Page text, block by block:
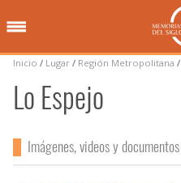
Inicio / Lugar / Región Metropolitana /
Lo Espejo
Imágenes, videos y documentos